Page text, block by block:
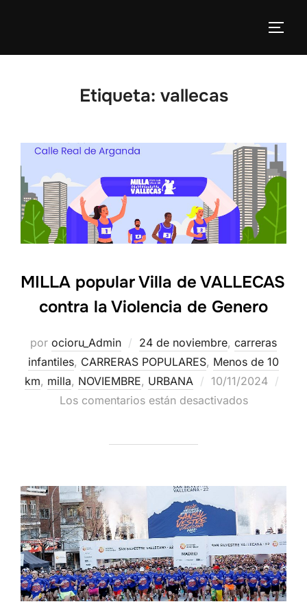
Etiqueta: vallecas
MILLA popular Villa de VALLECAS
contra la Violencia de Genero
por ocioru_Admin 24 de noviembre, carreras
infantiles, CARRERAS POPULARES, Menos de 10
km, milla, NOVIEMBRE, URBANA
10/11/2024
Los comentarios están desactivados